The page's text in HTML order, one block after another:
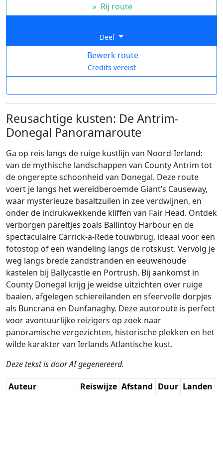
» Rij route
Deel
Bewerk route
Credits vereist
Reusachtige kusten: De Antrim-
Donegal Panoramaroute
Ga op reis langs de ruige kustlijn van Noord-Ierland:
van de mythische landschappen van County Antrim tot
de ongerepte schoonheid van Donegal. Deze route
voert je langs het wereldberoemde Giant’s Causeway,
waar mysterieuze basaltzuilen in zee verdwijnen, en
onder de indrukwekkende kliffen van Fair Head. Ontdek
verborgen pareltjes zoals Ballintoy Harbour en de
spectaculaire Carrick-a-Rede touwbrug, ideaal voor een
fotostop of een wandeling langs de rotskust. Vervolg je
weg langs brede zandstranden en eeuwenoude
kastelen bij Ballycastle en Portrush. Bij aankomst in
County Donegal krijg je weidse uitzichten over ruige
baaien, afgelegen schiereilanden en sfeervolle dorpjes
als Buncrana en Dunfanaghy. Deze autoroute is perfect
voor avontuurlijke reizigers op zoek naar
panoramische vergezichten, historische plekken en het
wilde karakter van Ierlands Atlantische kust.
Deze tekst is door AI gegenereerd.
Auteur Reiswijze Afstand Duur Landen